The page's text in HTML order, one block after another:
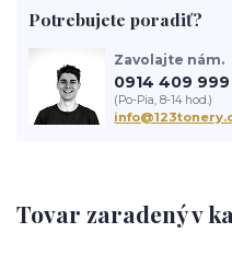
Tovar zaradený v
Potrebujete poradiť?
Zavolajte nám.
0914 409 999
(Po-Pia, 8-14 hod.)